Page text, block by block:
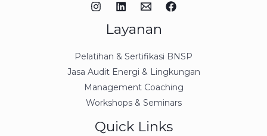
Layanan
Pelatihan & Sertifikasi BNSP
Jasa Audit Energi & Lingkungan
Management Coaching
Workshops & Seminars
Quick Links